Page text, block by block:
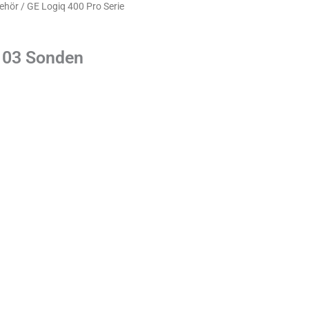
/ GE Logiq 400 Pro Serie
Sonden